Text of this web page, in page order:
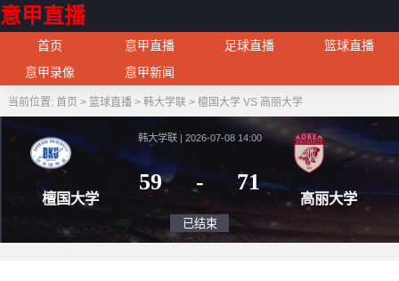
意甲直播
首页 意甲直播 足球直播
篮球直播
意甲录像
意甲新闻
当前位置: 首页 > 篮球直播> 韩大学联> 檀国大学 VS 高丽大学
檀国大学
韩大学联 | 2026-07-08 14:00
59
高